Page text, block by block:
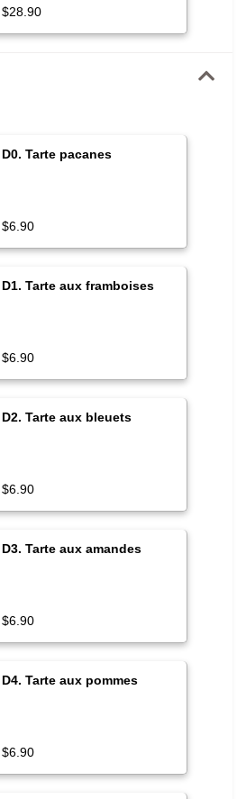
végétarienne, Dessert: tarte
$28.90
D0. Tarte pacanes
$6.90
D1. Tarte aux framboises
$6.90
D2. Tarte aux bleuets
$6.90
D3. Tarte aux amandes
$6.90
D4. Tarte aux pommes
$6.90